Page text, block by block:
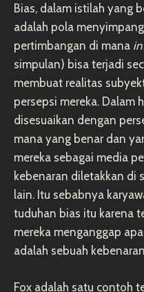
Bias, dalam istilah yang
adalah pola
pertimbangan di mana
simpulan) bisa terjadi
membuat realitas
persepsi mereka. Dalam
disesuaikan dengan
mana yang benar dan
mereka sebagai media
kebenaran diletakkan di
lain. Itu sebabnya
tuduhan bias itu karena
mereka menganggap
adalah sebuah
Fox adalah satu contoh